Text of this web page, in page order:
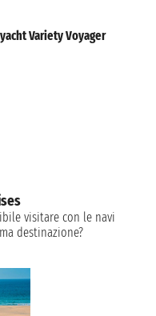
Variety Voyager
visitare con le navi
destinazione?